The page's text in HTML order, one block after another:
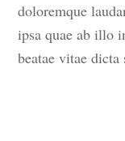
doloremque
ipsa quae ab illo
beatae vitae dicta